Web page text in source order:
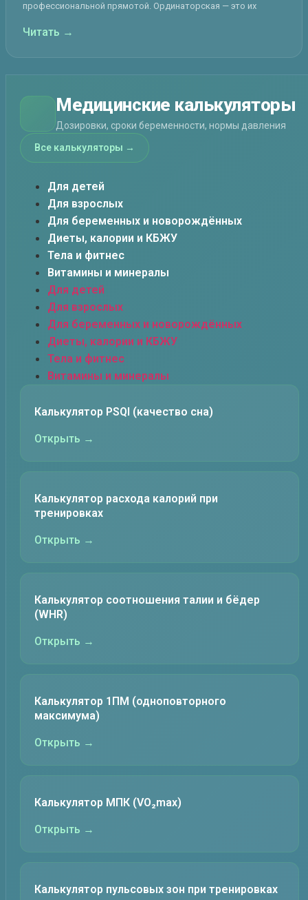
профессиональной прямотой. Ординаторская — это их
Читать →
Медицинские калькуляторы
Дозировки, сроки беременности, нормы давления
Все калькуляторы →
Для детей
Для взрослых
Для беременных и новорождённых
Диеты, калории и КБЖУ
Тела и фитнес
Витамины и минералы
Для детей
Для взрослых
Для беременных и новорождённых
Диеты, калории и КБЖУ
Тела и фитнес
Витамины и минералы
Калькулятор PSQI (качество сна)
Открыть →
Калькулятор расхода калорий при
тренировках
Открыть →
Калькулятор соотношения талии и бёдер
(WHR)
Открыть →
Калькулятор 1ПМ (одноповторного
максимума)
Открыть →
Калькулятор МПК (VO₂max)
Открыть →
Калькулятор пульсовых зон при тренировках